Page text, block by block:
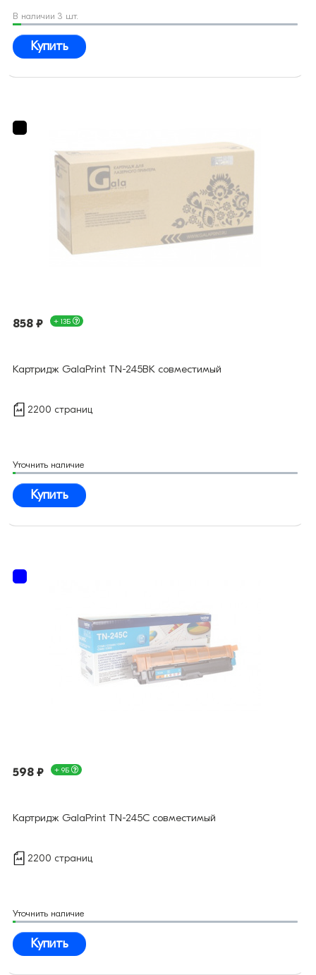
В наличии 3 шт.
Купить
858 ₽ + 13Б
Картридж GalaPrint TN-245BK совместимый
2200 страниц
Уточнить наличие
Купить
598 ₽ + 9Б
Картридж GalaPrint TN-245C совместимый
2200 страниц
Уточнить наличие
Купить